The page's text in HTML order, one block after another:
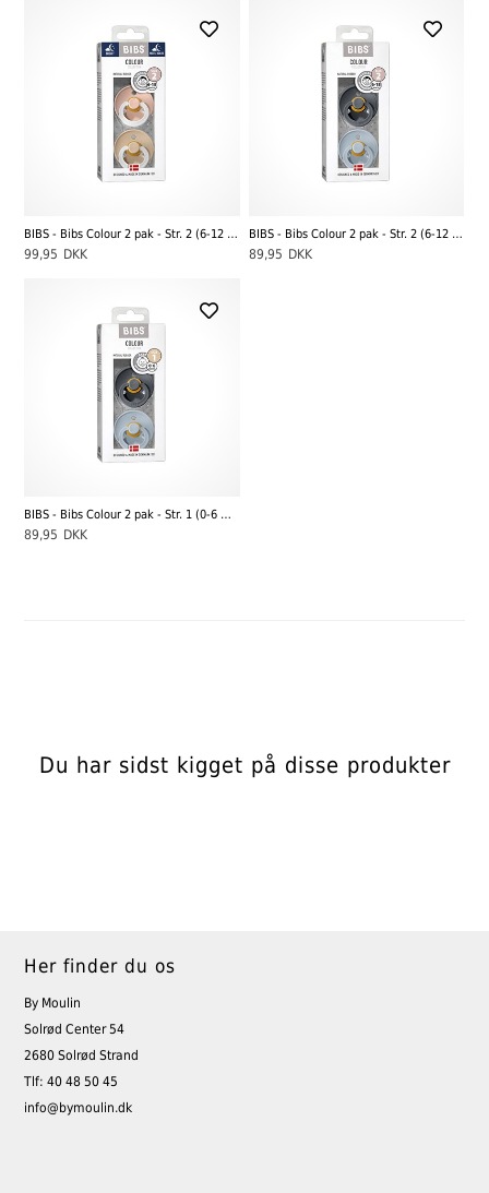
BIBS - Bibs Colour 2 pak - Str. 2 (6-12 MDR), Blush NIGHT/Vanilla NIGHT
99,95 DKK
BIBS - Bibs Colour 2 pak - Str. 2 (6-12 MDR), Iron/Baby Blue
89,95 DKK
BIBS - Bibs Colour 2 pak - Str. 1 (0-6 MDR), Iron/Baby Blue
89,95 DKK
Du har sidst kigget på disse produkter
Her finder du os
By Moulin
Solrød Center 54
2680 Solrød Strand
Tlf: 40 48 50 45
info@bymoulin.dk